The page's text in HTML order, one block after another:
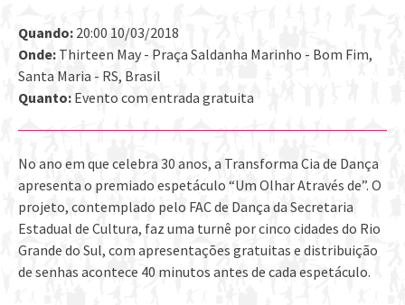
Quando: 20:00 10/03/2018
Onde: Thirteen May - Praça Saldanha Marinho - Bom Fim,
Santa Maria - RS, Brasil
Quanto: Evento com entrada gratuita
No ano em que celebra 30 anos, a Transforma Cia de Dança
apresenta o premiado espetáculo “Um Olhar Através de”. O
projeto, contemplado pelo FAC de Dança da Secretaria
Estadual de Cultura, faz uma turnê por cinco cidades do Rio
Grande do Sul, com apresentações gratuitas e distribuição
de senhas acontece 40 minutos antes de cada espetáculo.